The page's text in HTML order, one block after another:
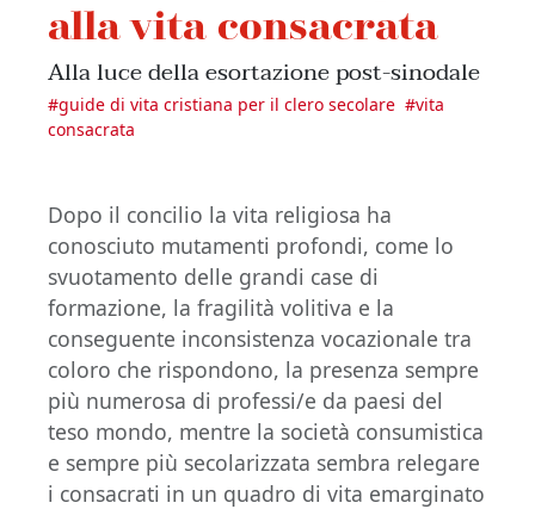
alla vita consacrata
Alla luce della esortazione post-sinodale
#guide di vita cristiana per il clero secolare #vita
consacrata
Dopo il concilio la vita religiosa ha
conosciuto mutamenti profondi, come lo
svuotamento delle grandi case di
formazione, la fragilità volitiva e la
conseguente inconsistenza vocazionale tra
coloro che rispondono, la presenza sempre
più numerosa di professi/e da paesi del
teso mondo, mentre la società consumistica
e sempre più secolarizzata sembra relegare
i consacrati in un quadro di vita emarginato